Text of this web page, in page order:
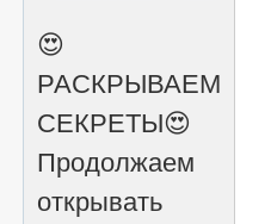
😍
РАСКРЫВАЕМ
СЕКРЕТЫ😍
Продолжаем
открывать